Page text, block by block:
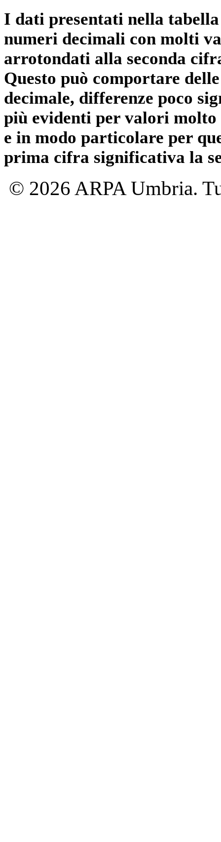
I dati presentati nella
numeri decimali con molti
arrotondati alla seconda
Questo può comportare
decimale, differenze poco
più evidenti per valori
e in modo particolare per
prima cifra significativa la
© 2026 ARPA Umbria.